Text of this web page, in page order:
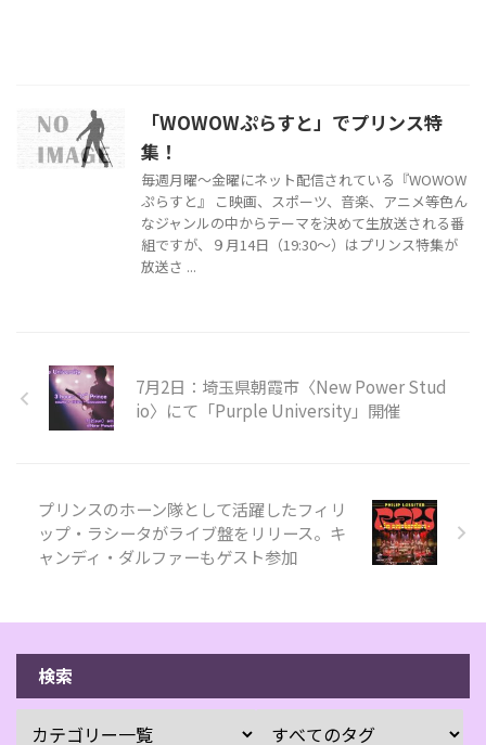
「WOWOWぷらすと」でプリンス特
集！
毎週月曜～金曜にネット配信されている『WOWOW
ぷらすと』 こ映画、スポーツ、音楽、アニメ等色ん
なジャンルの中からテーマを決めて生放送される番
組ですが、９月14日（19:30～）はプリンス特集が
放送さ ...
7月2日：埼玉県朝霞市〈New Power Stud
io〉にて「Purple University」開催
プリンスのホーン隊として活躍したフィリ
ップ・ラシータがライブ盤をリリース。キ
ャンディ・ダルファーもゲスト参加
検索